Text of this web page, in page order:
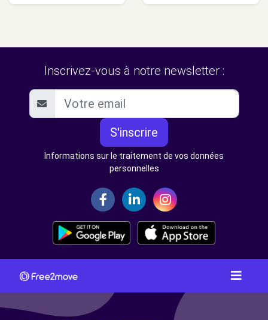
Inscrivez-vous à notre newsletter :
S'inscrire
Informations sur le traitement de vos données
personnelles